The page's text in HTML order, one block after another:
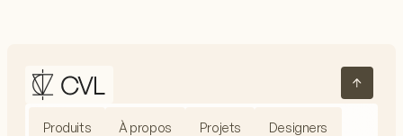
Produits À propos Projets Designers